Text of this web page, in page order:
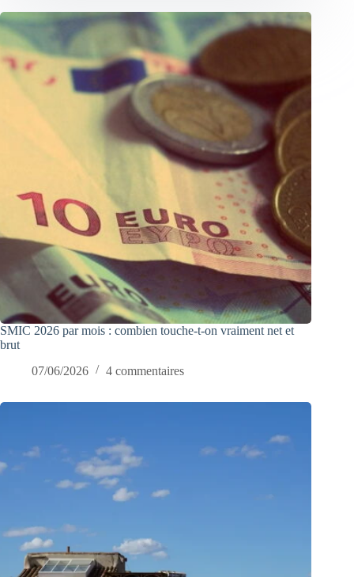
SMIC 2026 par mois : combien touche-t-on vraiment net et
brut
07/06/2026
4 commentaires